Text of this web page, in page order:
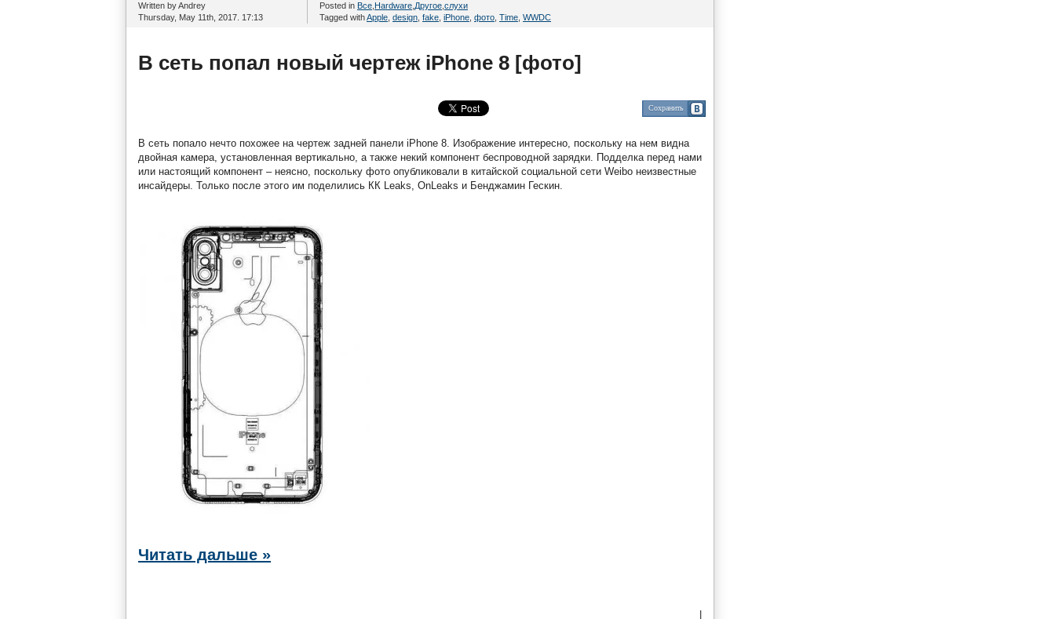
Written by Andrey
Thursday, May 11th, 2017. 17:13
Posted in Все Hardware Другое cлухи
Tagged withApple design fake iPhone фото Time WWDC
В сеть попал новый чертеж iPhone 8 [фото]
Сохранить
В сеть попало нечто похожее на чертеж задней панели iPhone 8. Изображение интересно, поскольку на нем видна
двойная камера, установленная вертикально, а также некий компонент беспроводной зарядки. Подделка перед нами
или настоящий компонент – неясно, поскольку фото опубликовали в китайской социальной сети Weibo неизвестные
инсайдеры. Только после этого им поделились КК Leaks, OnLeaks и Бенджамин Гескин.
Читать дальше »